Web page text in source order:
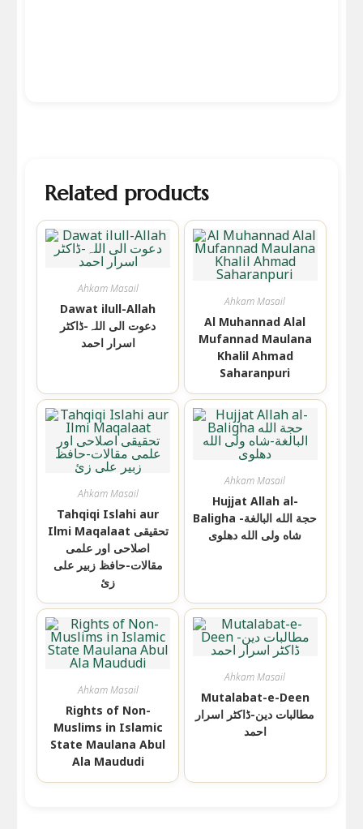
Related products
Ahkam Masail
Dawat ilull-Allah
دعوت الی اللہ-ڈاکٹر
اسرار احمد
Ahkam Masail
Al Muhannad Alal
Mufannad Maulana
Khalil Ahmad
Saharanpuri
Ahkam Masail
Tahqiqi Islahi aur
Ilmi Maqalaat تحقیقی
اصلاحی اور علمی
مقالات-حافظ زبیر علی
زئ
Ahkam Masail
Hujjat Allah al-
Baligha حجة الله البالغة-
شاه ولی الله دهلوی
Ahkam Masail
Rights of Non-
Muslims in Islamic
State Maulana Abul
Ala Maududi
Ahkam Masail
Mutalabat-e-Deen
مطالبات دین-ڈاکٹر اسرار
احمد